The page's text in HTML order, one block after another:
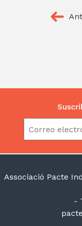
Associació Pacte
-